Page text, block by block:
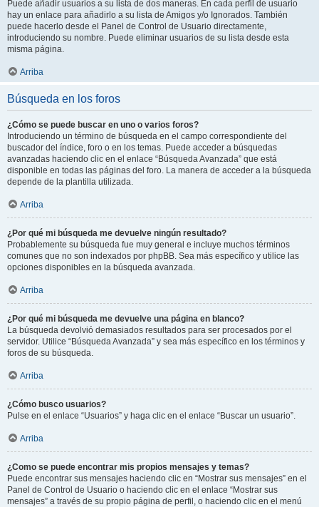
Puede añadir usuarios a su lista de dos maneras. En cada perfil de usuario
hay un enlace para añadirlo a su lista de Amigos y/o Ignorados. También
puede hacerlo desde el Panel de Control de Usuario directamente,
introduciendo su nombre. Puede eliminar usuarios de su lista desde esta
misma página.
Arriba
Búsqueda en los foros
¿Cómo se puede buscar en uno o varios foros?
Introduciendo un término de búsqueda en el campo correspondiente del
buscador del índice, foro o en los temas. Puede acceder a búsquedas
avanzadas haciendo clic en el enlace “Búsqueda Avanzada” que está
disponible en todas las páginas del foro. La manera de acceder a la búsqueda
depende de la plantilla utilizada.
Arriba
¿Por qué mi búsqueda me devuelve ningún resultado?
Probablemente su búsqueda fue muy general e incluye muchos términos
comunes que no son indexados por phpBB. Sea más específico y utilice las
opciones disponibles en la búsqueda avanzada.
Arriba
¿Por qué mi búsqueda me devuelve una página en blanco?
La búsqueda devolvió demasiados resultados para ser procesados por el
servidor. Utilice “Búsqueda Avanzada” y sea más específico en los términos y
foros de su búsqueda.
Arriba
¿Cómo busco usuarios?
Pulse en el enlace “Usuarios” y haga clic en el enlace “Buscar un usuario”.
Arriba
¿Como se puede encontrar mis propios mensajes y temas?
Puede encontrar sus mensajes haciendo clic en “Mostrar sus mensajes” en el
Panel de Control de Usuario o haciendo clic en el enlace “Mostrar sus
mensajes” a través de su propio página de perfil, o haciendo clic en el menú